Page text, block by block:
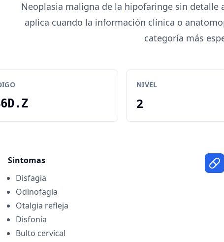
Neoplasia maligna de la hipofaringe sin
aplica cuando la información clínica o
categoría más
NIVEL
2
Sintomas
Disfagia
Odinofagia
Otalgia refleja
Disfonía
Bulto cervical